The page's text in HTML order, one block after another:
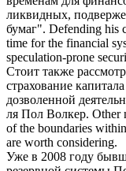
ликвидных,
бумаг". Defending his
time for the financial
speculation-prone
Стоит также
страхование
дозволенной
ля Пол Волкер. Other
of the boundaries
are worth considering.
Уже в 2008 году